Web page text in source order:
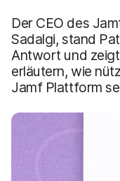
Der CEO des
Sadalgi, stand
Antwort und
erläutern, wie
Jamf Plattform